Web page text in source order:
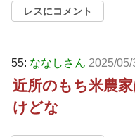
レスにコメント
55: ななしさん 2025/
近所のもち米農
けどな